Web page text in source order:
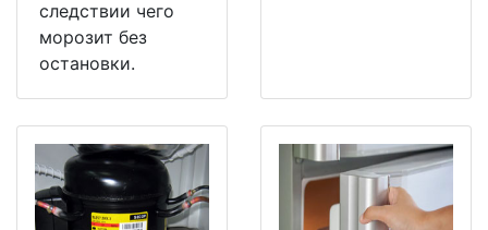
следствии чего
морозит без
остановки.